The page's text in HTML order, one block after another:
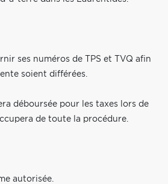
ses numéros de TPS et TVQ afin
soient différées.
déboursée pour les taxes lors de
de toute la procédure.
autorisée.